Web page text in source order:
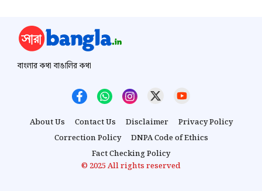
বাংলার কথা বাঙালির কথা
About Us Contact Us Disclaimer
Privacy Policy
Correction Policy
DNPA Code of Ethics
Fact Checking Policy
© 2025 All rights reserved